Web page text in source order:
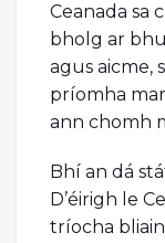
Ceanada sa
bholg ar
agus aicme,
príomha
ann chomh
Bhí an dá
D’éirigh le
tríocha